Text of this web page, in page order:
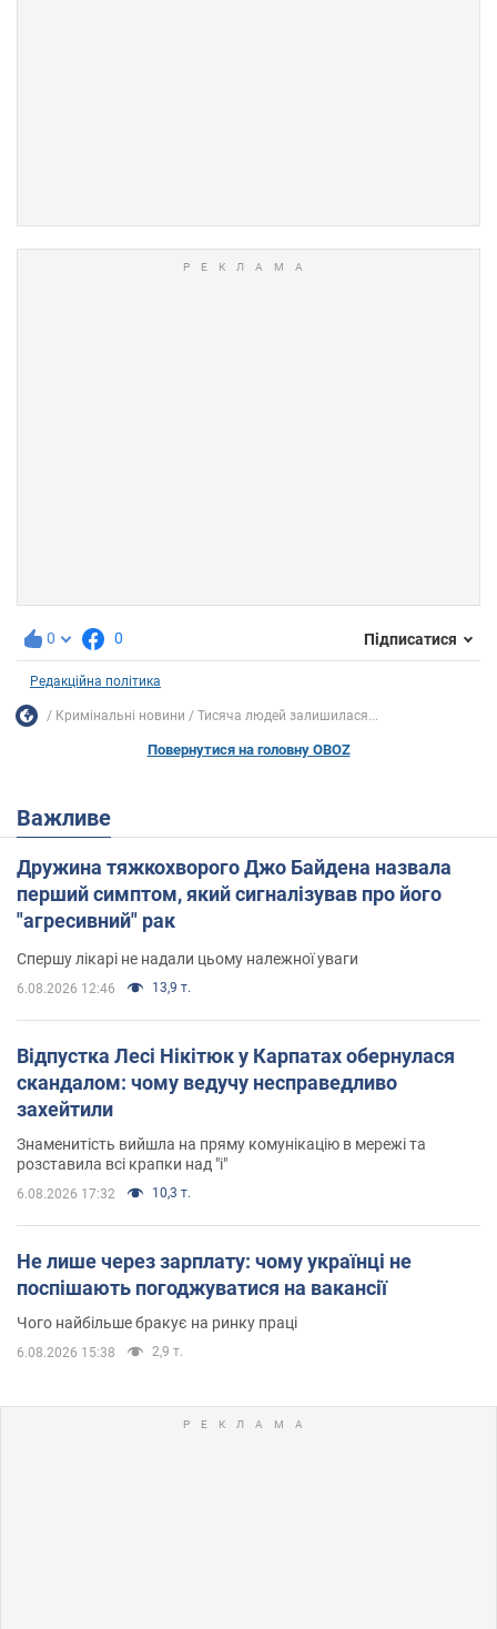
0 0 Підписатися
Редакційна політика
Кримінальні новини Тисяча людей залишилася...
Повернутися на головну OBOZ
Важливе
Дружина тяжкохворого Джо Байдена назвала
перший симптом, який сигналізував про його
"агресивний" рак
Спершу лікарі не надали цьому належної уваги
6.08.2026 12:46 13,9 т.
Відпустка Лесі Нікітюк у Карпатах обернулася
скандалом: чому ведучу несправедливо
захейтили
Знаменитість вийшла на пряму комунікацію в мережі та
розставила всі крапки над "і"
6.08.2026 17:32 10,3 т.
Не лише через зарплату: чому українці не
поспішають погоджуватися на вакансії
Чого найбільше бракує на ринку праці
6.08.2026 15:38 2,9 т.